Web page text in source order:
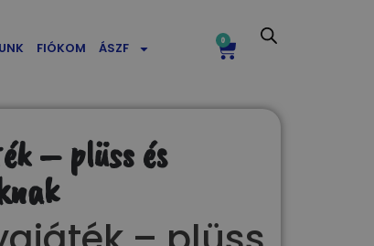
FIÓKOM ÁSZF 0
– plüss és